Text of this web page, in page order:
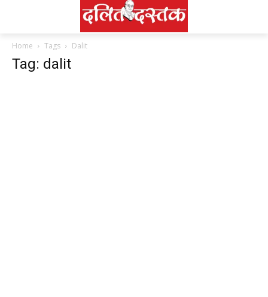
Home Tags Dalit
Tag: dalit